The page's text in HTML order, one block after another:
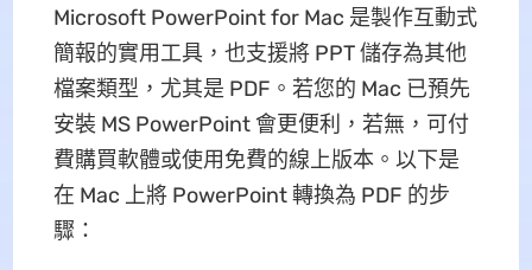
Microsoft PowerPoint for Mac 是製作互動式
簡報的實用工具，也支援將 PPT 儲存為其他
檔案類型，尤其是 PDF。若您的 Mac 已預先
安裝 MS PowerPoint 會更便利，若無，可付
費購買軟體或使用免費的線上版本。以下是
在 Mac 上將 PowerPoint 轉換為 PDF 的步
驟：